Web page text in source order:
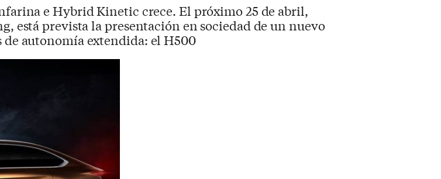
e Hybrid Kinetic crece. El próximo 25 de abril,
está prevista la presentación en sociedad de un nuevo
autonomía extendida: el H500